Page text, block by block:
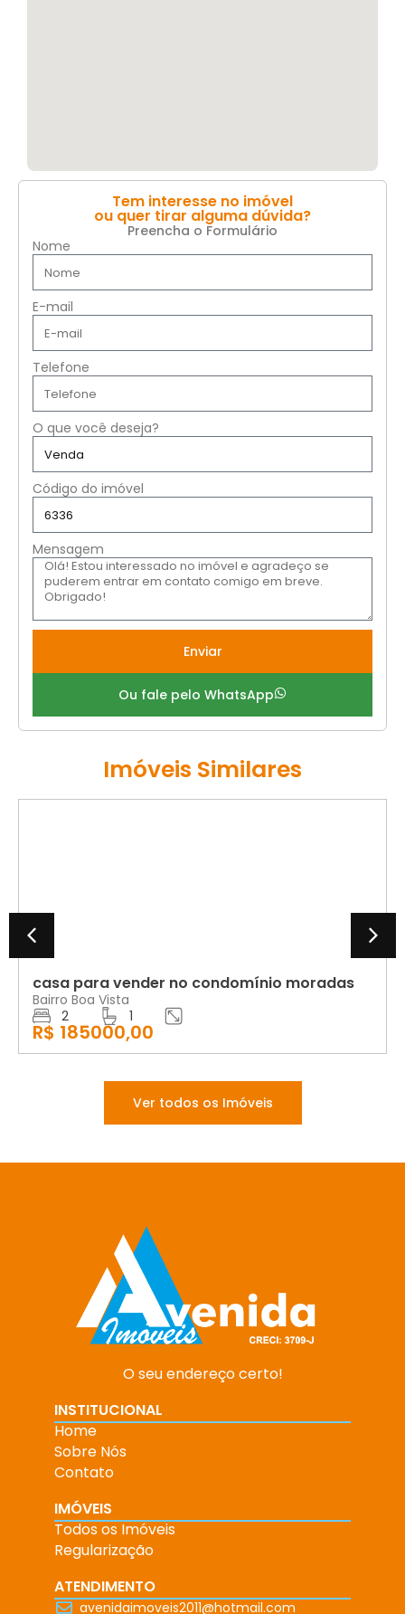
Tem interesse no imóvel
ou quer tirar alguma dúvida?
Preencha o Formulário
Nome
E-mail
Telefone
O que você deseja?
Código do imóvel
Mensagem
Enviar
Ou fale pelo WhatsApp
Imóveis Similares
casa para vender no condomínio moradas
Bairro Boa Vista
2
1
R$ 185000,00
Ver todos os Imóveis
O seu endereço certo!
INSTITUCIONAL
Home
Sobre Nós
Contato
IMÓVEIS
Todos os Imóveis
Regularização
ATENDIMENTO
avenidaimoveis2011@hotmail.com